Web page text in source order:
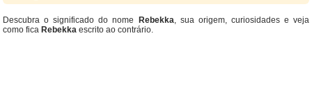
Descubra o significado do nome Rebekka, sua origem, curiosidades e veja
como fica Rebekka escrito ao contrário.